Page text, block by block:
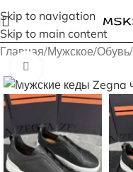
Skip to navigation
Skip to main content
Главная Мужское Обувь